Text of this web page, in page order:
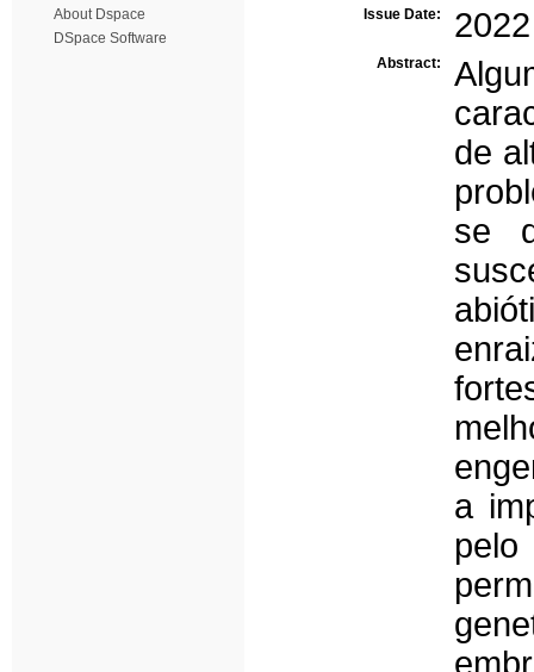
About Dspace
DSpace Software
Issue Date: 2022
Abstract:
de
se
a